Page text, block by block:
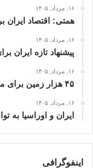
۱۶, مرداد, ۱۴۰۵
همتی: اقتصاد ایران
۱۶, مرداد, ۱۴۰۵
پیشنهاد تازه ایران
۱۶, مرداد, ۱۴۰۵
۴۵ هزار زمین برای مسکن محرومان تأمین شد
۱۶, مرداد, ۱۴۰۵
ایران و اوراسیا به
اینفوگرافی